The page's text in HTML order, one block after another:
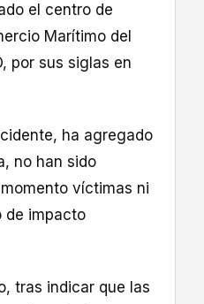
el centro de
Marítimo del
por sus siglas en
ha agregado
no han sido
víctimas ni
de impacto
tras indicar que las